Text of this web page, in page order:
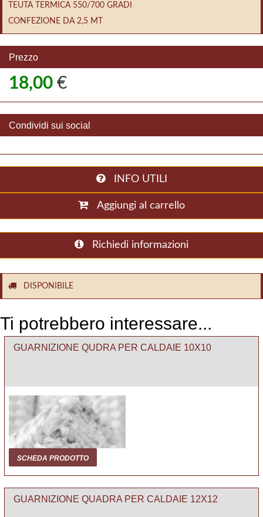
TEUTA TERMICA 550/700 GRADI
CONFEZIONE DA 2,5 MT
Prezzo
18,00 €
Condividi sui social
INFO UTILI
Aggiungi al carrello
Richiedi informazioni
DISPONIBILE
Ti potrebbero interessare...
GUARNIZIONE QUDRA PER CALDAIE 10X10
SCHEDA PRODOTTO
GUARNIZIONE QUADRA PER CALDAIE 12X12